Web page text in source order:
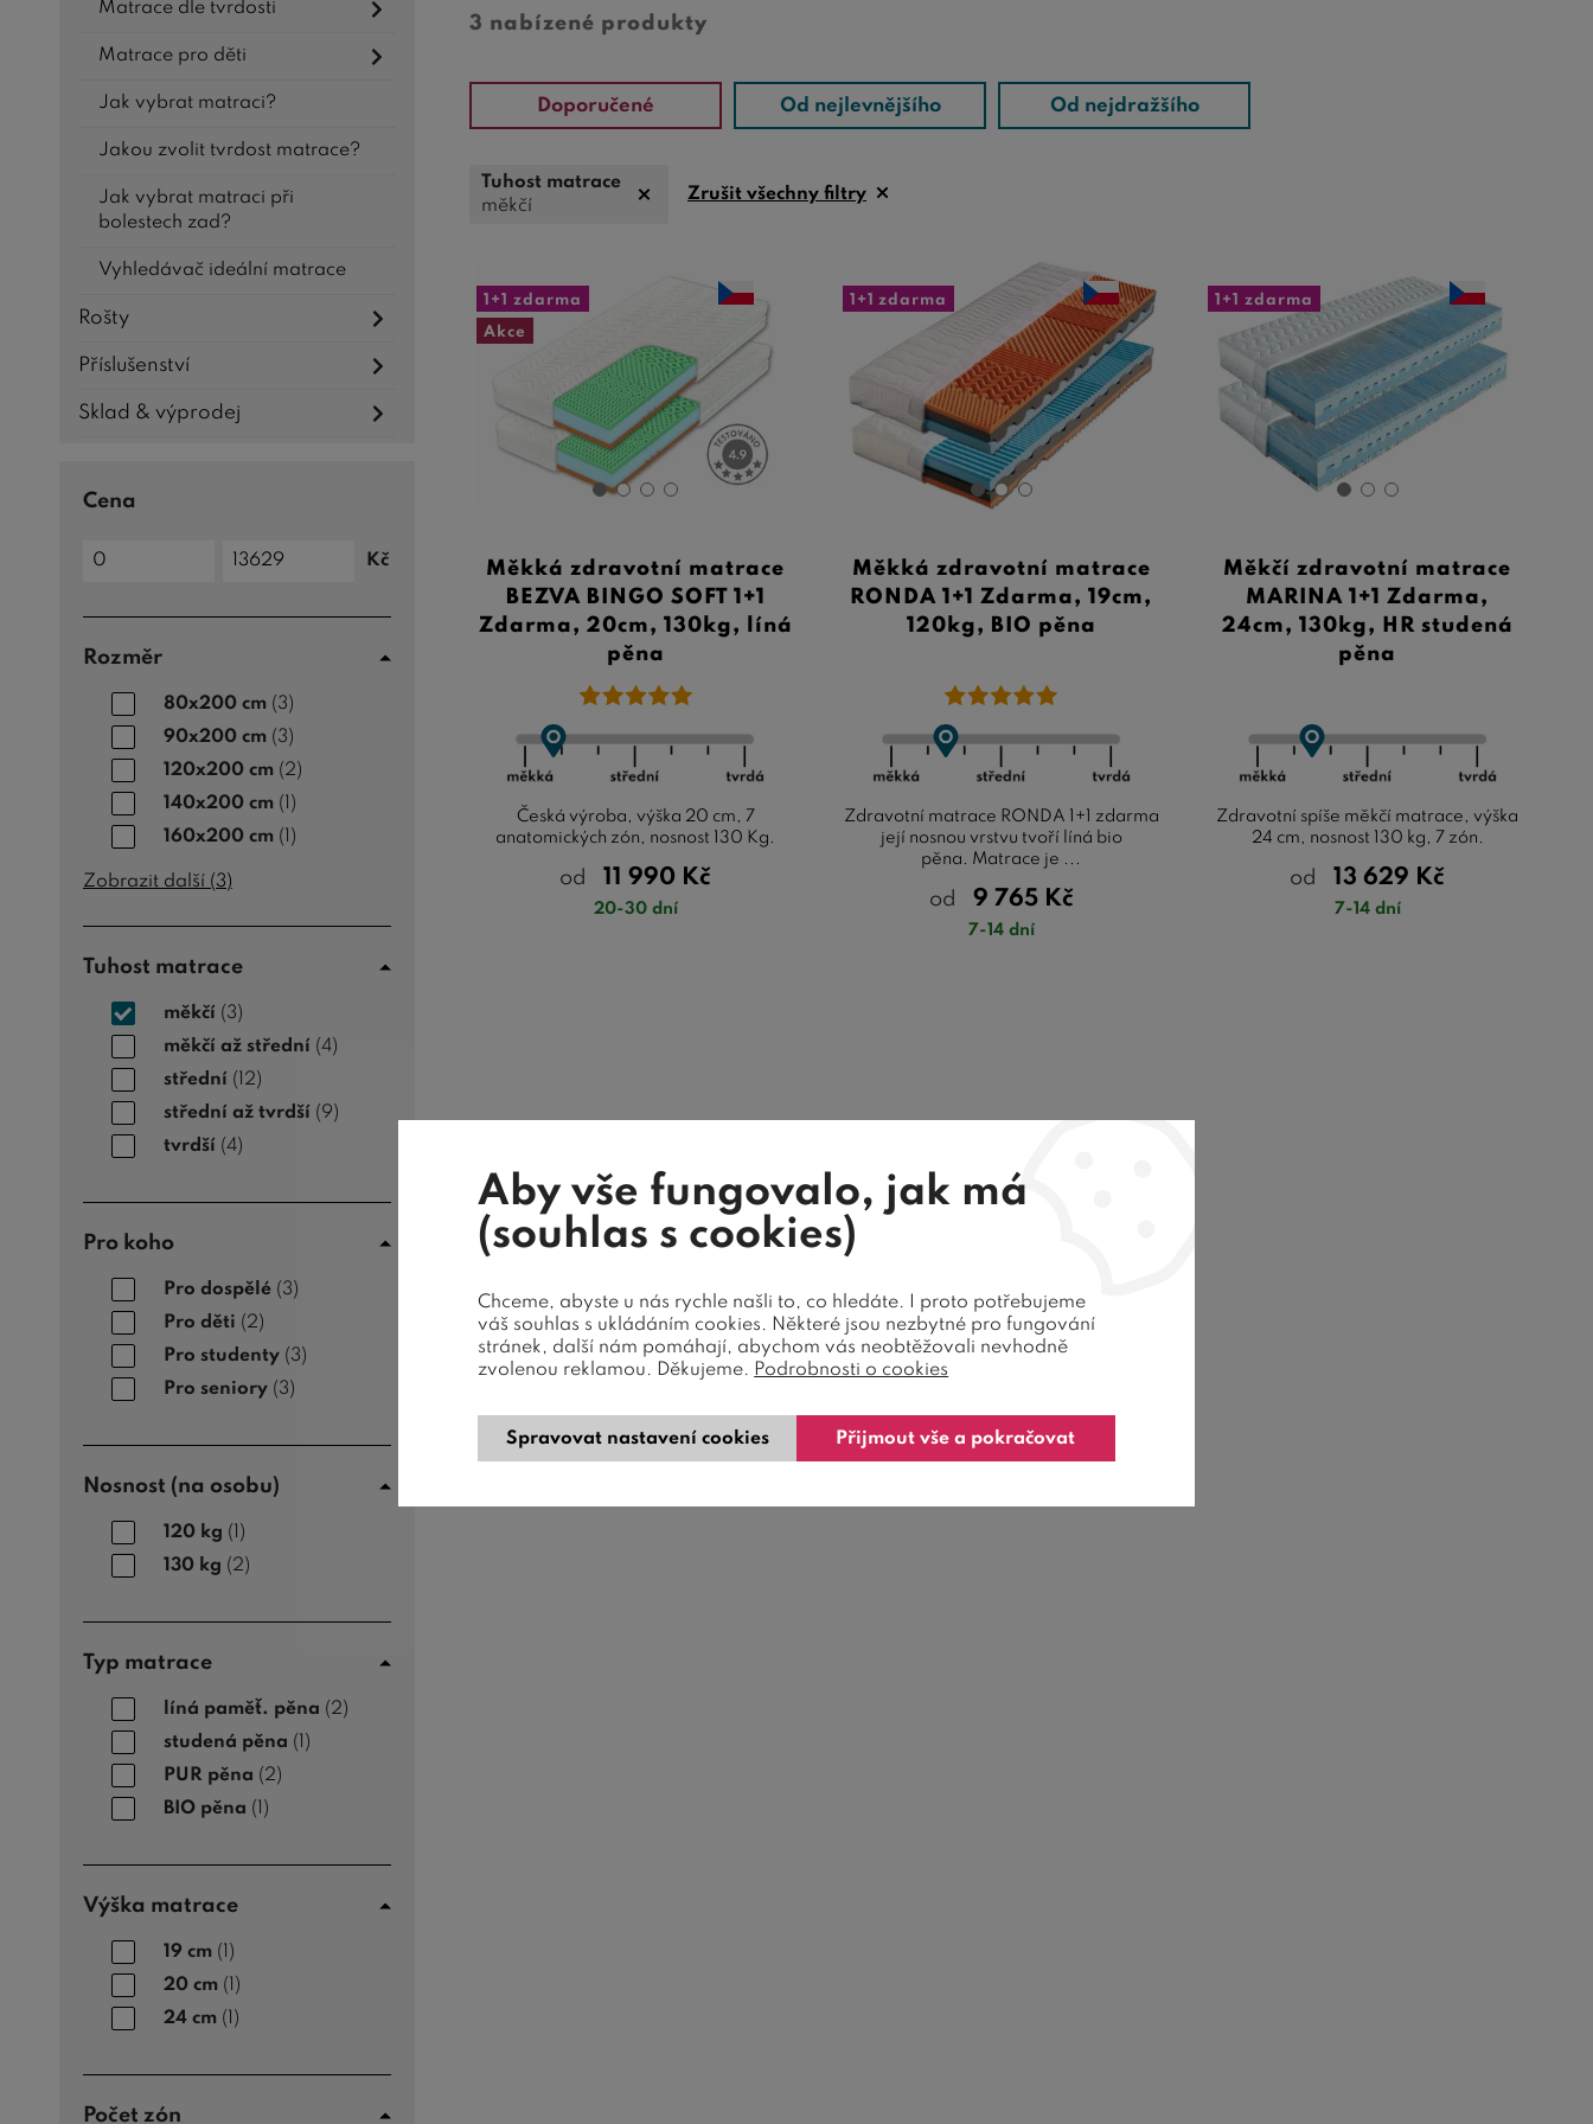
Matrace dle tvrdosti
Matrace pro děti
Jak vybrat matraci?
Jakou zvolit tvrdost matrace?
Jak vybrat matraci při
bolestech zad?
Vyhledávač ideální matrace
Rošty
Příslušenství
Sklad & výprodej
Cena
Cena
Cena
do
Kč
Rozměr
80x200 cm (3)
90x200 cm (3)
120x200 cm (2)
140x200 cm (1)
160x200 cm (1)
Zobrazit další (3)
Tuhost matrace
měkčí (3)
měkčí až střední (4)
střední (12)
střední až tvrdší (9)
tvrdší (4)
Pro koho
Pro dospělé (3)
Pro děti (2)
Pro studenty (3)
Pro seniory (3)
Nosnost (na osobu)
120 kg (1)
130 kg (2)
Typ matrace
líná paměť. pěna (2)
studená pěna (1)
PUR pěna (2)
BIO pěna (1)
Výška matrace
19 cm (1)
20 cm (1)
24 cm (1)
Počet zón
3 nabízené produkty
Doporučené Od nejlevnějšího Od nejdražšího
Tuhost matrace
měkčí
Zrušit všechny filtry
1+1 zdarma
Akce
Měkká zdravotní matrace
BEZVA BINGO SOFT 1+1
Zdarma, 20cm, 130kg, líná
pěna
Česká výroba, výška 20 cm, 7
anatomických zón, nosnost 130 Kg.
od 11 990 Kč
20-30 dní
1+1 zdarma
Měkká zdravotní matrace
RONDA 1+1 Zdarma, 19cm,
120kg, BIO pěna
Zdravotní matrace RONDA 1+1 zdarma
její nosnou vrstvu tvoří líná bio
pěna. Matrace je ...
od 9 765 Kč
7-14 dní
1+1 zdarma
Měkčí zdravotní matrace
MARINA 1+1 Zdarma,
24cm, 130kg, HR studená
pěna
Zdravotní spíše měkčí matrace, výška
24 cm, nosnost 130 kg, 7 zón.
od 13 629 Kč
7-14 dní
Aby vše fungovalo, jak má
(souhlas s cookies)
Chceme, abyste u nás rychle našli to, co hledáte. I proto potřebujeme
váš souhlas s ukládáním cookies. Některé jsou nezbytné pro fungování
stránek, další nám pomáhají, abychom vás neobtěžovali nevhodně
zvolenou reklamou. Děkujeme. Podrobnosti o cookies
Spravovat nastavení cookies Přijmout vše a pokračovat